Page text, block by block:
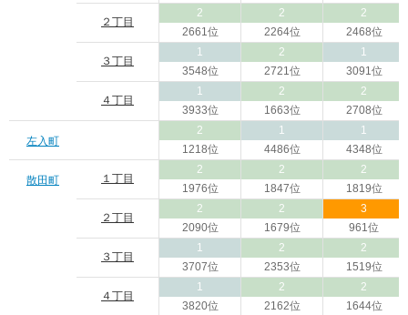
２丁目
2
2661位
2
2264位
2
2468位
３丁目
1
3548位
2
2721位
1
3091位
４丁目
1
3933位
2
1663位
2
2708位
左入町
2
1218位
1
4486位
1
4348位
散田町 １丁目
2
1976位
2
1847位
2
1819位
２丁目
2
2090位
2
1679位
3
961位
３丁目
1
3707位
2
2353位
2
1519位
４丁目
1
3820位
2
2162位
2
1644位